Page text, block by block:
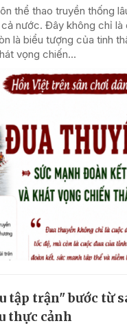
thể thao truyền thống
nước. Đây không chỉ là
là biểu tượng của tinh
vọng chiến...
tập trận" bước từ
thực cảnh